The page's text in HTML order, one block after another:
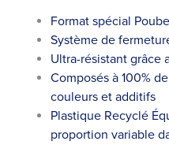
Format spécial
Système de
Ultra-résistant grâce
Composés à 100%
couleurs et additifs
Plastique Recyclé
proportion variable